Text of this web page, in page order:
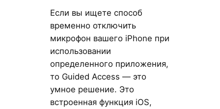
Если вы ищете способ
временно отключить
микрофон вашего iPhone при
использовании
определенного приложения,
то Guided Access — это
умное решение. Это
встроенная функция iOS,